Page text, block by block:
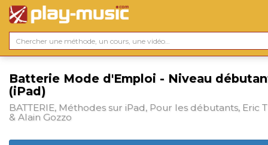
Batterie Mode d'Emploi - Niveau
(iPad)
BATTERIE, Méthodes sur iPad, Pour les débutants, Eric
& Alain Gozzo